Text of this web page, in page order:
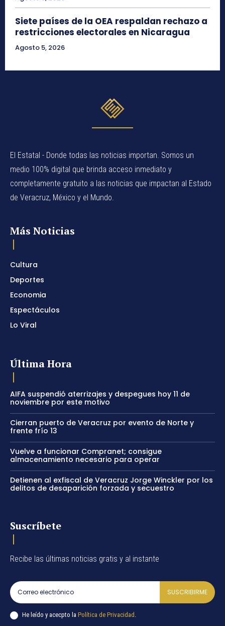
Siete países de la OEA respaldan rechazo a
restricciones electorales en Nicaragua
Agosto 5, 2026
El Estatal - Donde todas las noticias importan. Somos un
medio 100% digital que brinda acceso inmediato y
completamente gratuito a las noticias que impactan al Estado
de Veracruz, México y el Mundo.
Más Noticias
Cultura
Deportes
Economia
Espectáculos
Lo Viral
Última Hora
AIFA suspendió aterrizajes y despegues hoy 11 de
noviembre por este motivo
Cierran puerto de Veracruz por evento de Norte y
frente frío 13
Vuelve a funcionar Compranet; consigue
almacenamiento necesario para operar
Detienen al exfiscal de Veracruz Jorge Winckler por los
delitos de desaparición forzada y secuestro
Suscríbete
Recibe las últimas noticias gratis y al instante
SUSCRIBIRME
He leído y acecpto la Política de Privacidad .